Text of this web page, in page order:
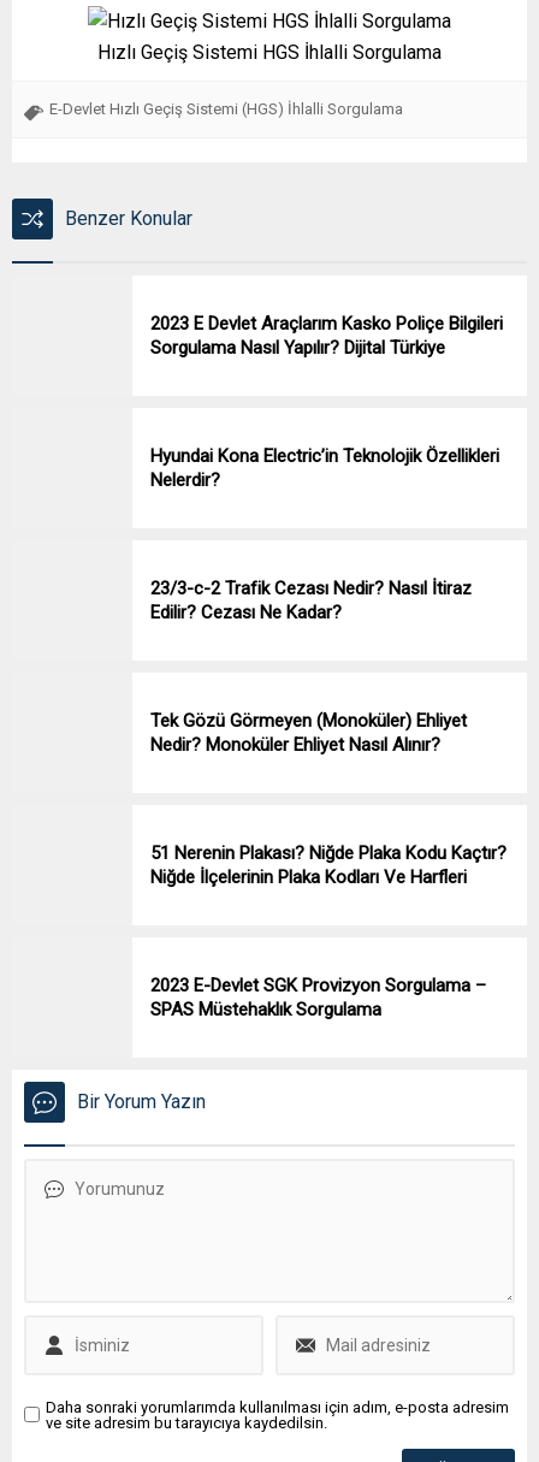
Hızlı Geçiş Sistemi HGS İhlalli Sorgulama
E-Devlet Hızlı Geçiş Sistemi (HGS) İhlalli Sorgulama
Benzer Konular
2023 E Devlet Araçlarım Kasko Poliçe Bilgileri
Sorgulama Nasıl Yapılır? Dijital Türkiye
Hyundai Kona Electric’in Teknolojik Özellikleri
Nelerdir?
23/3-c-2 Trafik Cezası Nedir? Nasıl İtiraz
Edilir? Cezası Ne Kadar?
Tek Gözü Görmeyen (Monoküler) Ehliyet
Nedir? Monoküler Ehliyet Nasıl Alınır?
51 Nerenin Plakası? Niğde Plaka Kodu Kaçtır?
Niğde İlçelerinin Plaka Kodları Ve Harfleri
2023 E-Devlet SGK Provizyon Sorgulama –
SPAS Müstehaklık Sorgulama
Bir Yorum Yazın
Daha sonraki yorumlarımda kullanılması için adım, e-posta adresim
ve site adresim bu tarayıcıya kaydedilsin.